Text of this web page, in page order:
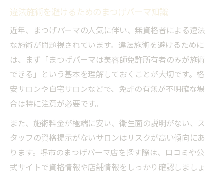
違法施術を避けるためのまつげパーマ知識
近年、まつげパーマの人気に伴い、無資格者による違法
な施術が問題視されています。違法施術を避けるために
は、まず「まつげパーマは美容師免許所有者のみが施術
できる」という基本を理解しておくことが大切です。格
安サロンや自宅サロンなどで、免許の有無が不明確な場
合は特に注意が必要です。
また、施術料金が極端に安い、衛生面の説明がない、ス
タッフの資格提示がないサロンはリスクが高い傾向にあ
ります。堺市のまつげパーマ店を探す際は、口コミや公
式サイトで資格情報や店舗情報をしっかり確認しましょ